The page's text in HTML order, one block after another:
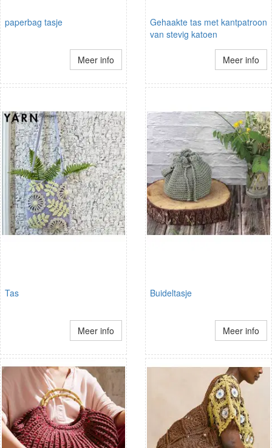
paperbag tasje
Meer info
Gehaakte tas met kantpatroon
van stevig katoen
Meer info
Tas
Meer info
Buideltasje
Meer info